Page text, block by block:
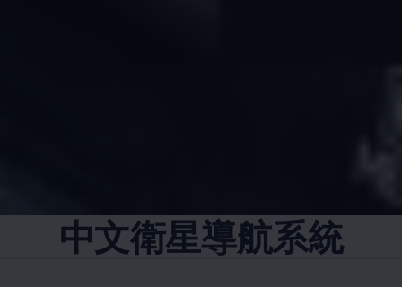
中文衛星導航系統